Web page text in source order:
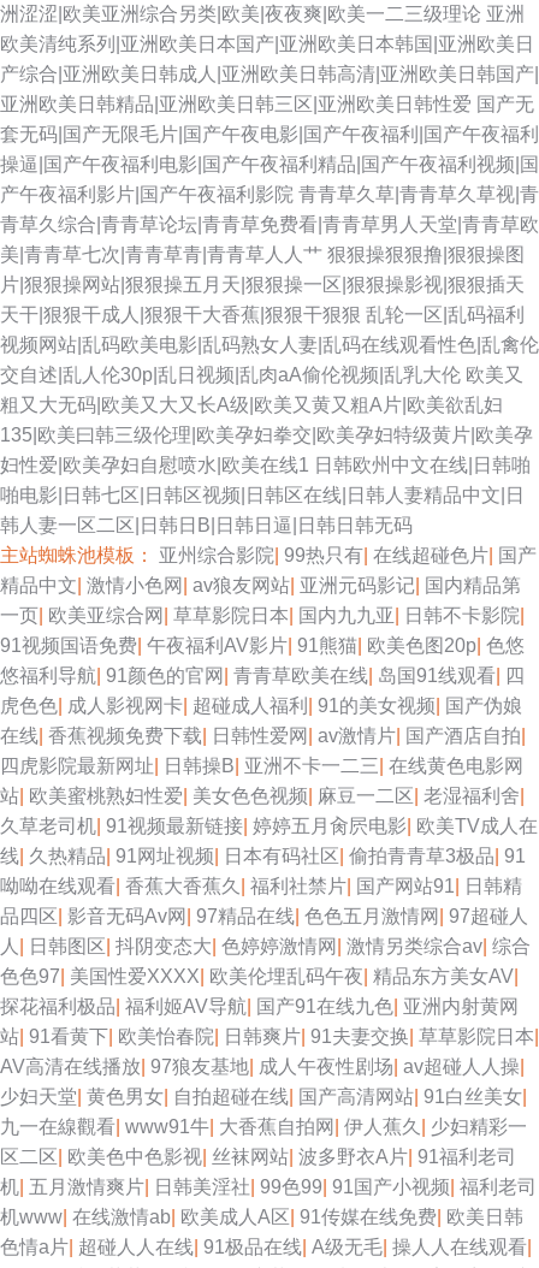
洲涩涩|欧美亚洲综合另类|欧美|夜夜爽|欧美一二三级理论 亚洲
欧美清纯系列|亚洲欧美日本国产|亚洲欧美日本韩国|亚洲欧美日
产综合|亚洲欧美日韩成人|亚洲欧美日韩高清|亚洲欧美日韩国产|
亚洲欧美日韩精品|亚洲欧美日韩三区|亚洲欧美日韩性爱 国产无
套无码|国产无限毛片|国产午夜电影|国产午夜福利|国产午夜福利
操逼|国产午夜福利电影|国产午夜福利精品|国产午夜福利视频|国
产午夜福利影片|国产午夜福利影院 青青草久草|青青草久草视|青
青草久综合|青青草论坛|青青草免费看|青青草男人天堂|青青草欧
美|青青草七次|青青草青|青青草人人艹 狠狠操狠狠撸|狠狠操图
片|狠狠操网站|狠狠操五月天|狠狠操一区|狠狠操影视|狠狠插天
天干|狠狠干成人|狠狠干大香蕉|狠狠干狠狠 乱轮一区|乱码福利
视频网站|乱码欧美电影|乱码熟女人妻|乱码在线观看性色|乱禽伦
交自述|乱人伦30p|乱日视频|乱肉aA偷伦视频|乱乳大伦 欧美又
粗又大无码|欧美又大又长A级|欧美又黄又粗A片|欧美欲乱妇
135|欧美曰韩三级伦理|欧美孕妇拳交|欧美孕妇特级黄片|欧美孕
妇性爱|欧美孕妇自慰喷水|欧美在线1 日韩欧州中文在线|日韩啪
啪电影|日韩七区|日韩区视频|日韩区在线|日韩人妻精品中文|日
韩人妻一区二区|日韩日B|日韩日逼|日韩日韩无码
主站蜘蛛池模板： 亚州综合影院 99热只有 在线超碰色片 国产
精品中文 激情小色网 av狼友网站 亚洲元码影记 国内精品第
一页 欧美亚综合网 草草影院日本 国内九九亚 日韩不卡影院
91视频国语免费 午夜福利AV影片 91熊猫 欧美色图20p 色悠
悠福利导航 91颜色的官网 青青草欧美在线 岛国91线观看
四
虎色色 成人影视网卡 超碰成人福利 91的美女视频
国产伪娘
在线 香蕉视频免费下载 日韩性爱网 av激情片 国产酒店自拍
四虎影院最新网址
日韩操B 亚洲不卡一二三 在线黄色电影网
站 欧美蜜桃熟妇性爱 美女色色视频 麻豆一二区 老湿福利舍
久草老司机 91视频最新链接 婷婷五月肏屄电影 欧美TV成人在
线 久热精品 91网址视频 日本有码社区 偷拍青青草3极品 91
呦呦在线观看 香蕉大香蕉久 福利社禁片 国产网站91
日韩精
品四区 影音无码Av网 97精品在线 色色五月激情网
97超碰人
人
日韩图区 抖阴变态大 色婷婷激情网 激情另类综合av 综合
色色97 美国性爱XXXX 欧美伦埋乱码午夜 精品东方美女AV
探花福利极品 福利姬AV导航 国产91在线九色 亚洲内射黄网
站 91看黄下 欧美怡春院 日韩爽片 91夫妻交换 草草影院日本
AV高清在线播放 97狼友基地 成人午夜性剧场 av超碰人人操
少妇天堂 黄色男女 自拍超碰在线 国产高清网站 91白丝美女
九一在線觀看 www91牛 大香蕉自拍网 伊人蕉久
少妇精彩一
区二区 欧美色中色影视 丝袜网站 波多野衣A片 91福利老司
机 五月激情爽片 日韩美淫社 99色99 91国产小视频 福利老司
机www 在线激情ab 欧美成人A区 91传媒在线免费 欧美日韩
色情a片 超碰人人在线 91极品在线 A级无毛 操人人在线观看